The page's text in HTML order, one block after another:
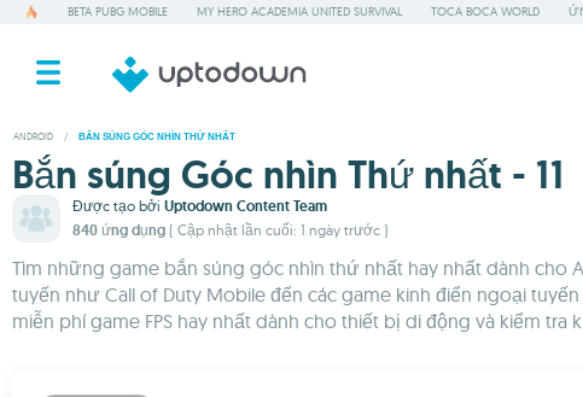
BETA PUBG MOBILE MY HERO ACADEMIA UNITED SURVIVAL TOCA BOCA WORLD
ANDROID / BẮN SÚNG GÓC NHÌN THỨ NHẤT
Bắn súng Góc nhìn Thứ nhất - 11
Được tạo bởi Uptodown Content Team
840 ứng dụng ( Cập nhật lần cuối: 1 ngày trước )
Tìm những game bắn súng góc nhìn thứ nhất hay nhất dành
tuyến như Call of Duty Mobile đến các game kinh điển ngoại
miễn phí game FPS hay nhất dành cho thiết bị di động và kiểm